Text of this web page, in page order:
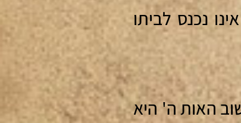
נכנס לביתו
39 ללא חישוב האות ה' היא